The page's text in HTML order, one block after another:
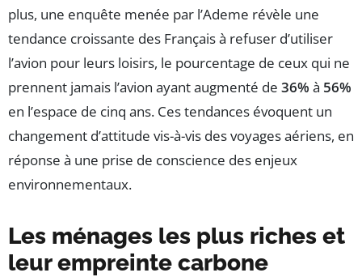
plus, une enquête menée par l’Ademe révèle une
tendance croissante des Français à refuser d’utiliser
l’avion pour leurs loisirs, le pourcentage de ceux qui ne
prennent jamais l’avion ayant augmenté de 36% à 56%
en l’espace de cinq ans. Ces tendances évoquent un
changement d’attitude vis-à-vis des voyages aériens, en
réponse à une prise de conscience des enjeux
environnementaux.
Les ménages les plus riches et
leur empreinte carbone